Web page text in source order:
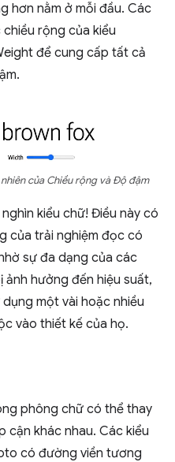
hơn nằm ở mỗi đầu. Các
rộng của kiểu
để cung cấp tất cả
của Chiều rộng và Độ đậm
kiểu chữ! Điều này có
của trải nghiệm đọc có
sự đa dạng của các
ảnh hưởng đến hiệu suất,
một vài hoặc nhiều
vào thiết kế của họ.
phông chữ có thể thay
cận khác nhau. Các kiểu
có đường viền tương